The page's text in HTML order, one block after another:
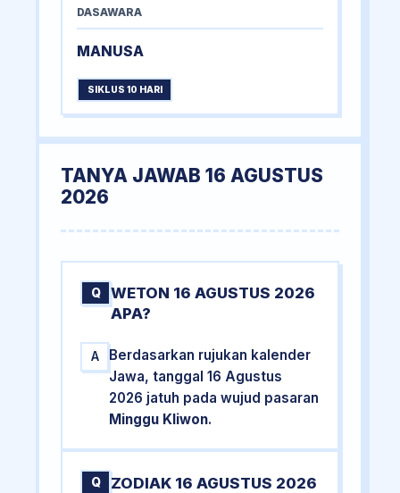
DASAWARA
MANUSA
SIKLUS 10 HARI
TANYA JAWAB 16 AGUSTUS
2026
Q
WETON 16 AGUSTUS 2026
APA?
A
Berdasarkan rujukan kalender
Jawa, tanggal 16 Agustus
2026 jatuh pada wujud pasaran
Minggu Kliwon.
Q
ZODIAK 16 AGUSTUS 2026